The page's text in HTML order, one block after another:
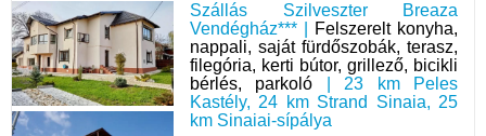
Szállás Szilveszter Breaza
Vendégház*** |
Felszerelt konyha,
nappali, saját fürdőszobák, terasz,
filegória, kerti bútor, grillező, bicikli
bérlés, parkoló | 23 km Peles
Kastély, 24 km Strand Sinaia, 25
km Sinaiai-sípálya